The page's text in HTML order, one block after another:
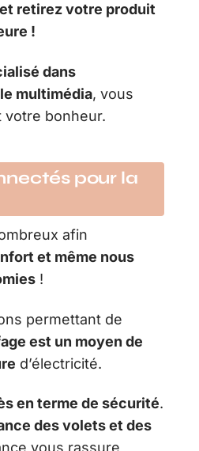
retirez votre produit
!
dans
multimédia, vous
bonheur.
pour la
afin
et même nous
!
permettant de
est un moyen de
d’électricité.
en terme de sécurité.
des volets et des